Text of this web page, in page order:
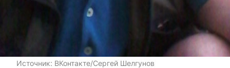
Источник: ВКонтакте/Сергей Шелгунов